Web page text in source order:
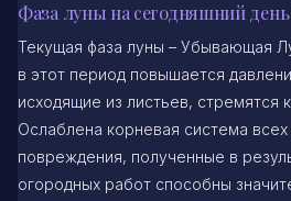
Фаза луны на сегодняшний
Текущая фаза луны – Убывающая
в этот период повышается
исходящие из листьев, стремятся
Ослаблена корневая система
повреждения, полученные в
огородных работ способны